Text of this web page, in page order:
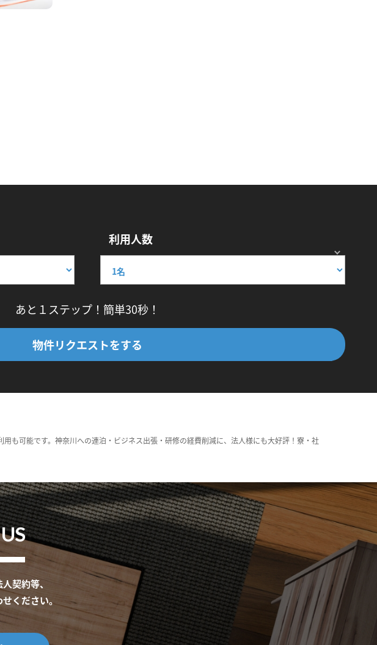
利用人数
あと１ステップ！簡単30秒！
物件リクエストをする
も可能です。神奈川への連泊・ビジネス出張・研修の経費削減に、法人様にも大好評！寮・社
契約等、
ください。